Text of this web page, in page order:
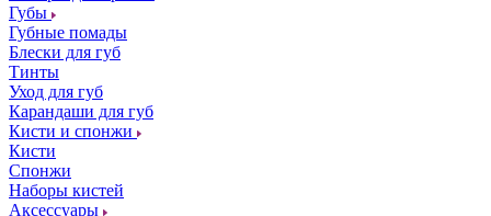
Губы
Губные помады
Блески для губ
Тинты
Уход для губ
Карандаши для губ
Кисти и спонжи
Кисти
Спонжи
Наборы кистей
Аксессуары